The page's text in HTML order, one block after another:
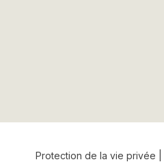
Protection de la vie privée